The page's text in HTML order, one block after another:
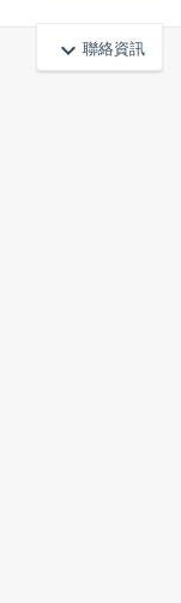
keyboard_arrow_up 聯絡資訊